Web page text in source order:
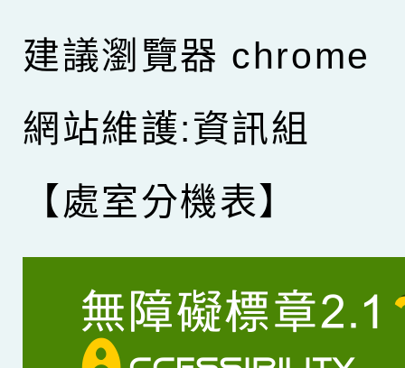
建議瀏覽器 chrome
網站維護:資訊組
【處室分機表】